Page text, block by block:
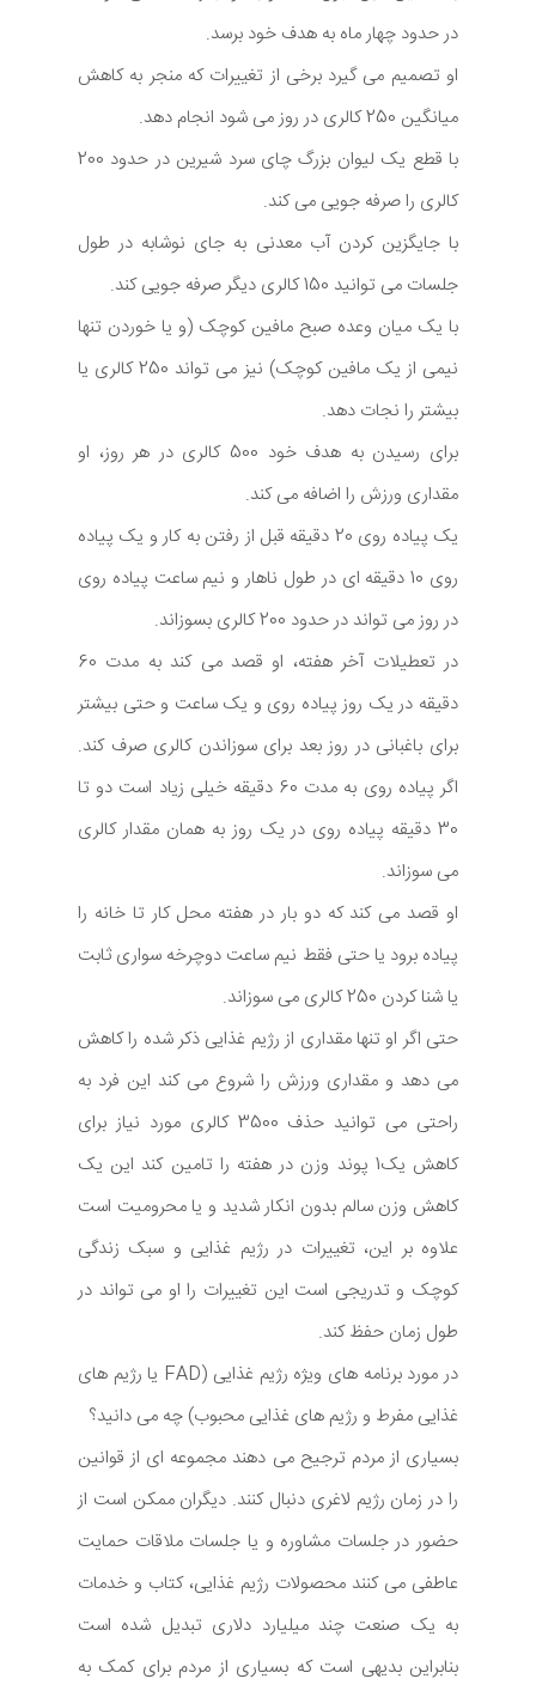
در حدود چهار ماه به هدف خود برسد.
او تصمیم می گیرد برخی از تغییرات که منجر به کاهش
میانگین 250 کالری در روز می شود انجام دهد.
با قطع یک لیوان بزرگ چای سرد شیرین در حدود 200
کالری را صرفه جویی می کند.
با جایگزین کردن آب معدنی به جای نوشابه در طول
جلسات می توانید 150 کالری دیگر صرفه جویی کند.
با یک میان وعده صبح مافین کوچک (و یا خوردن تنها
نیمی از یک مافین کوچک) نیز می تواند 250 کالری یا
بیشتر را نجات دهد.
برای رسیدن به هدف خود 500 کالری در هر روز، او
مقداری ورزش را اضافه می کند.
یک پیاده روی 20 دقیقه قبل از رفتن به کار و یک پیاده
روی 10 دقیقه ای در طول ناهار و نیم ساعت پیاده روی
در روز می تواند در حدود 200 کالری بسوزاند.
در تعطیلات آخر هفته، او قصد می کند به مدت 60
دقیقه در یک روز پیاده روی و یک ساعت و حتی بیشتر
برای باغبانی در روز بعد برای سوزاندن کالری صرف کند.
اگر پیاده روی به مدت 60 دقیقه خیلی زیاد است دو تا
30 دقیقه پیاده روی در یک روز به همان مقدار کالری
می سوزاند.
او قصد می کند که دو بار در هفته محل کار تا خانه را
پیاده برود یا حتی فقط نیم ساعت دوچرخه سواری ثابت
یا شنا کردن 250 کالری می سوزاند.
حتی اگر او تنها مقداری از رژیم غذایی ذکر شده را کاهش
می دهد و مقداری ورزش را شروع می کند این فرد به
راحتی می توانید حذف 3500 کالری مورد نیاز برای
کاهش یک1 پوند وزن در هفته را تامین کند این یک
کاهش وزن سالم بدون انکار شدید و یا محرومیت است
علاوه بر این، تغییرات در رژیم غذایی و سبک زندگی
کوچک و تدریجی است این تغییرات را او می تواند در
طول زمان حفظ کند.
در مورد برنامه های ویژه رژیم غذایی (FAD یا رژیم های
غذایی مفرط و رژیم های غذایی محبوب) چه می دانید؟
بسیاری از مردم ترجیح می دهند مجموعه ای از قوانین
را در زمان رژیم لاغری دنبال کنند. دیگران ممکن است از
حضور در جلسات مشاوره و یا جلسات ملاقات حمایت
عاطفی می کنند محصولات رژیم غذایی، کتاب و خدمات
به یک صنعت چند میلیارد دلاری تبدیل شده است
بنابراین بدیهی است که بسیاری از مردم برای کمک به